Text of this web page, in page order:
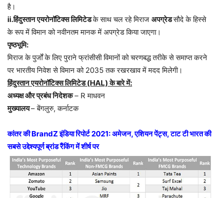
है।
ii.हिंदुस्तान एयरोनॉटिक्स लिमिटेडके साथ चल रहे मिराज अपग्रेडसौदे के हिस्से
के रूप में विमान को नवीनतम मानक में अपग्रेड किया जाएगा।
पृष्ठभूमि:
मिराज के पुर्जों के लिए पुराने फ्रांसीसी विमानों को चरणबद्ध तरीके से समाप्त करने
पर भारतीय निवेश से विमान को 2035 तक रखरखाव में मदद मिलेगी।
हिंदुस्तान एयरोनॉटिक्स लिमिटेड (HAL) के बारे में:
अध्यक्ष और प्रबंध निदेशक– R माधवन
मुख्यालय– बेंगलुरु, कर्नाटक
कांतर की BrandZ इंडिया रिपोर्ट 2021: अमेजन, एशियन पेंट्स, टाट टी भारत की
सबसे उद्देश्यपूर्ण ब्रांड रैंकिंग में शीर्ष पर